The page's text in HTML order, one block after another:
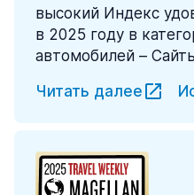
высокий Индекс
в 2025 году в
автомобилей –
Читать далее